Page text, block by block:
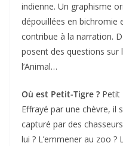
indienne. Un graphisme
dépouillées en bichromie
contribue à la narration.
posent des questions sur
l’Animal…
Où est Petit-Tigre ? Petit
Effrayé par une chèvre, il
capturé par des
lui ? L’emmener au zoo ?